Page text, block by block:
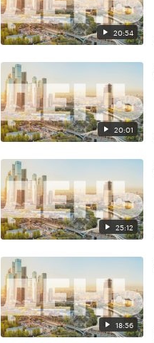
20:54
20:01
25:12
18:56